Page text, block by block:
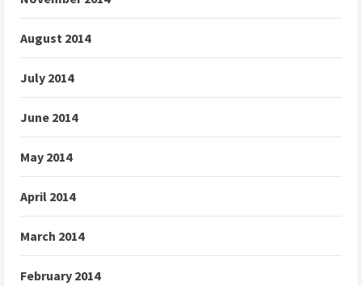
August 2014
July 2014
June 2014
May 2014
April 2014
March 2014
February 2014